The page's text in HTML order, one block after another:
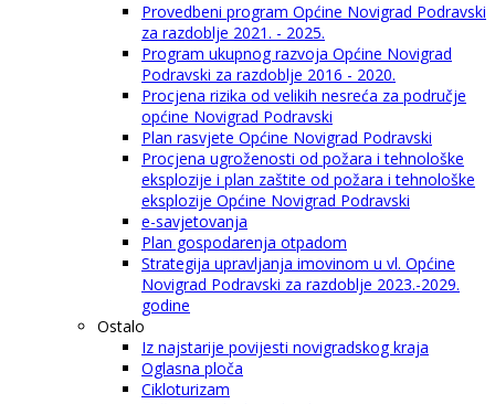
Provedbeni program Općine Novigrad Podravski
za razdoblje 2021. - 2025.
Program ukupnog razvoja Općine Novigrad
Podravski za razdoblje 2016 - 2020.
Procjena rizika od velikih nesreća za područje
općine Novigrad Podravski
Plan rasvjete Općine Novigrad Podravski
Procjena ugroženosti od požara i tehnološke
eksplozije i plan zaštite od požara i tehnološke
eksplozije Općine Novigrad Podravski
e-savjetovanja
Plan gospodarenja otpadom
Strategija upravljanja imovinom u vl. Općine
Novigrad Podravski za razdoblje 2023.-2029.
godine
Ostalo
Iz najstarije povijesti novigradskog kraja
Oglasna ploča
Cikloturizam